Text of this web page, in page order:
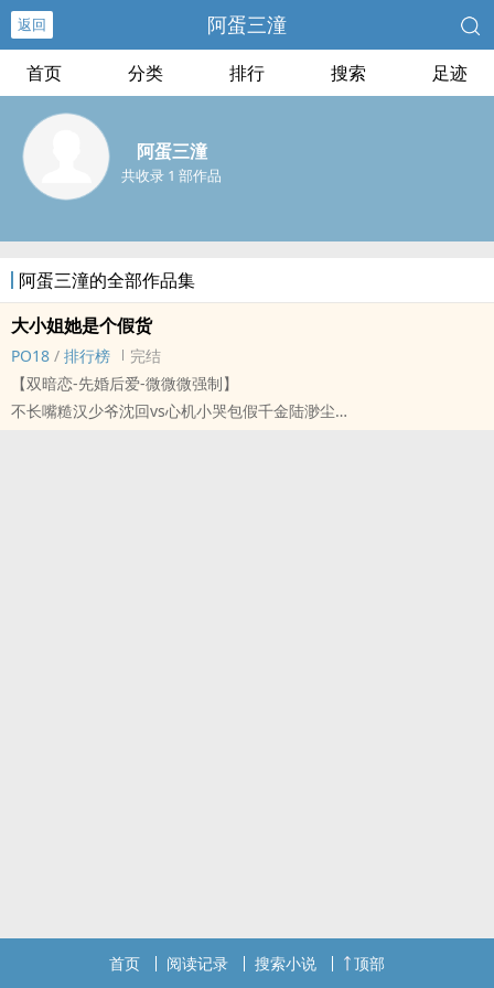
返回 阿蛋三潼
首页 分类 排行 搜索 足迹
阿蛋三潼
共收录 1 部作品
阿蛋三潼的全部作品集
大小姐她是个假货
PO18 / 排行榜
完结
【双暗恋-先婚后爱-微微微强制】
不长嘴糙汉少爷沈回vs心机小哭包假千金陆渺尘
首页 阅读记录 搜索小说 顶部